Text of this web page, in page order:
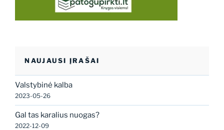
NAUJAUSI ĮRAŠAI
Valstybinė kalba
2023-05-26
Gal tas karalius nuogas?
2022-12-09